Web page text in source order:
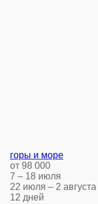
горы и море
от 98 000
7 – 18 июля
22 июля – 2 августа
12 дней